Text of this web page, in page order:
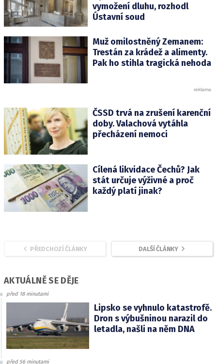
vymožení dluhu, rozhodl
Ústavní soud
Muž omilostněný Zemanem:
Trestán za krádež a alimenty.
Pak ho stihla tragická nehoda
ČSSD trvá na zrušení karenční
doby. Valachová vytáhla
přecházení nemoci
Cílená likvidace Čechů? Jak
stát určuje výživné a proč
každý platí jinak?
PŘEDCHOZÍ ČLÁNKY DALŠÍ ČLÁNKY
AKTUÁLNĚ SE DĚJE
před 18 minutami
Lipsko se vyhnulo katastrofě.
Dron s výbušninou narazil do
letadla, našli na něm DNA
před 56 minutami